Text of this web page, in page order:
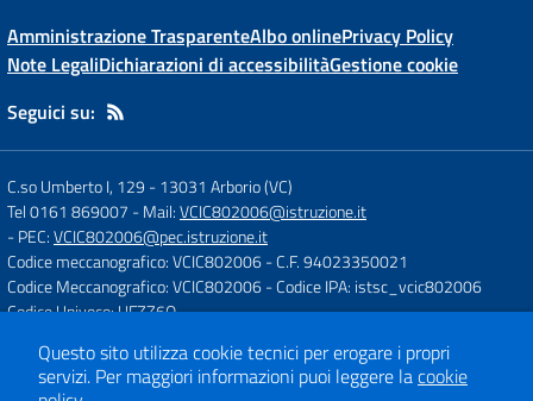
Amministrazione TrasparenteAlbo onlinePrivacy Policy
Note LegaliDichiarazioni di accessibilitàGestione cookie
Seguici su:
C.so Umberto I, 129 -13031 Arborio (VC)
Tel 0161 869007 - Mail:VCIC802006@istruzione.it
- PEC:VCIC802006@pec.istruzione.it
Codice meccanografico: VCIC802006- C.F. 94023350021
Codice Meccanografico: VCIC802006- Codice IPA: istsc_vcic802006
Codice Univoco: UFZZ6Q
Concept & Design by
Designers Italia
Questo sito utilizza cookie tecnici per erogare i propri
servizi. Per maggiori informazioni puoi leggere lacookie